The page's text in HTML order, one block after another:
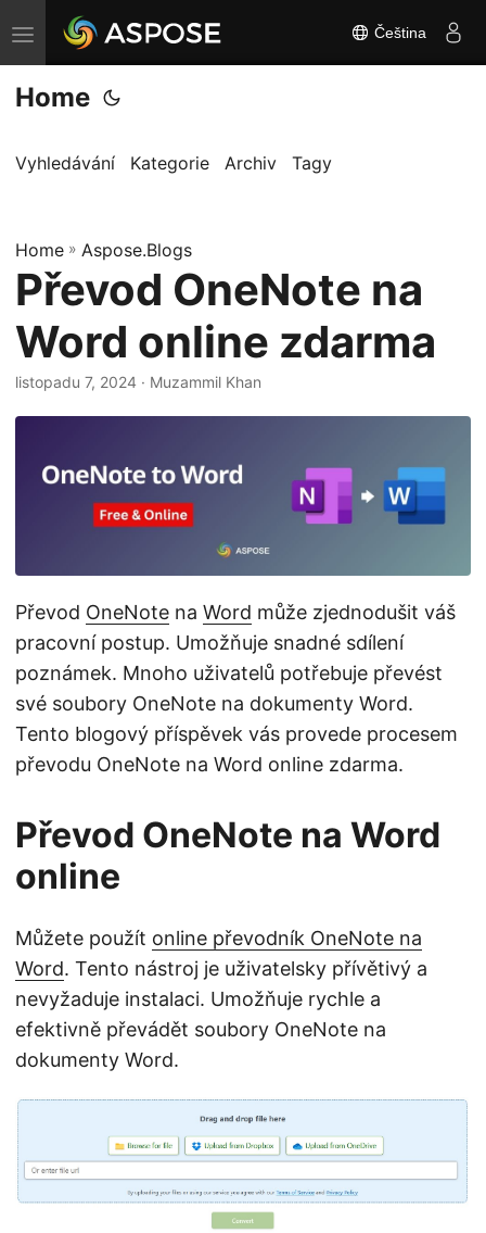
P
ř
e
n
t
n
a
v
Čeština
Home
Vyhledávání Kategorie Archiv Tagy
Home » Aspose.Blogs
Převod OneNote na
Word online zdarma
listopadu 7, 2024 · Muzammil Khan
Převod OneNote na Word může zjednodušit váš
pracovní postup. Umožňuje snadné sdílení
poznámek. Mnoho uživatelů potřebuje převést
své soubory OneNote na dokumenty Word.
Tento blogový příspěvek vás provede procesem
převodu OneNote na Word online zdarma.
Převod OneNote na Word
online
Můžete použít online převodník OneNote na
Word. Tento nástroj je uživatelsky přívětivý a
nevyžaduje instalaci. Umožňuje rychle a
efektivně převádět soubory OneNote na
dokumenty Word.